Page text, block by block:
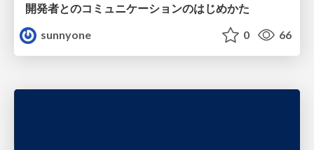
開発者とのコミュニケーションのはじめかた
sunnyone
0 66